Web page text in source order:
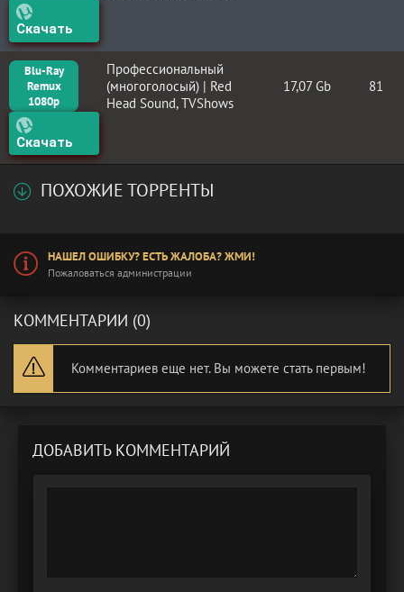
Скачать
Blu-Ray
Remux
1080p
Профессиональный
(многоголосый) | Red
Head Sound, TVShows
17,07 Gb 81
Скачать
ПОХОЖИЕ ТОРРЕНТЫ
НАШЕЛ ОШИБКУ? ЕСТЬ ЖАЛОБА? ЖМИ!
Пожаловаться администрации
КОММЕНТАРИИ (0)
Комментариев еще нет. Вы можете стать первым!
ДОБАВИТЬ КОММЕНТАРИЙ